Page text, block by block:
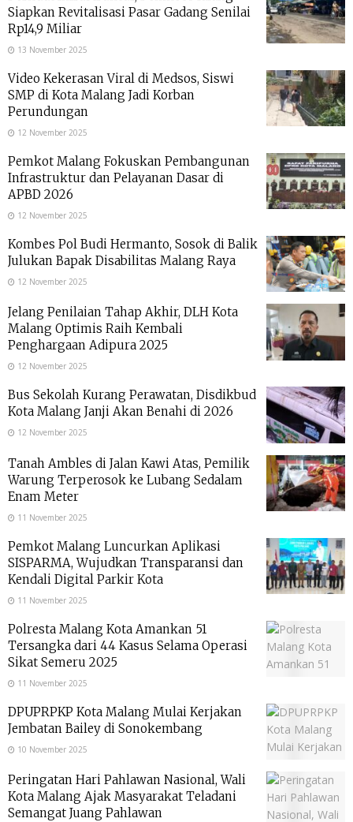
Siapkan Revitalisasi Pasar Gadang Senilai
Rp14,9 Miliar
13 November 2025
Video Kekerasan Viral di Medsos, Siswi
SMP di Kota Malang Jadi Korban
Perundungan
12 November 2025
Pemkot Malang Fokuskan Pembangunan
Infrastruktur dan Pelayanan Dasar di
APBD 2026
12 November 2025
Kombes Pol Budi Hermanto, Sosok di Balik
Julukan Bapak Disabilitas Malang Raya
12 November 2025
Jelang Penilaian Tahap Akhir, DLH Kota
Malang Optimis Raih Kembali
Penghargaan Adipura 2025
12 November 2025
Bus Sekolah Kurang Perawatan, Disdikbud
Kota Malang Janji Akan Benahi di 2026
12 November 2025
Tanah Ambles di Jalan Kawi Atas, Pemilik
Warung Terperosok ke Lubang Sedalam
Enam Meter
11 November 2025
Pemkot Malang Luncurkan Aplikasi
SISPARMA, Wujudkan Transparansi dan
Kendali Digital Parkir Kota
11 November 2025
Polresta Malang Kota Amankan 51
Tersangka dari 44 Kasus Selama Operasi
Sikat Semeru 2025
11 November 2025
DPUPRPKP Kota Malang Mulai Kerjakan
Jembatan Bailey di Sonokembang
10 November 2025
Peringatan Hari Pahlawan Nasional, Wali
Kota Malang Ajak Masyarakat Teladani
Semangat Juang Pahlawan